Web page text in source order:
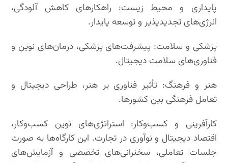
پایداری و محیط زیست: راهکارهای کاهش آلودگی،
انرژی‌های تجدیدپذیر و توسعه پایدار.
پزشکی و سلامت: پیشرفت‌های پزشکی، درمان‌های نوین و
فناوری‌های سلامت دیجیتال.
هنر و فرهنگ: تأثیر فناوری بر هنر، طراحی دیجیتال و
تعامل فرهنگی بین کشورها.
کارآفرینی و کسب‌وکار: استراتژی‌های نوین کسب‌وکار،
اقتصاد دیجیتال و نوآوری در تجارت. این کارگاه‌ها به صورت
جلسات تعاملی، سخنرانی‌های تخصصی و آزمایش‌های